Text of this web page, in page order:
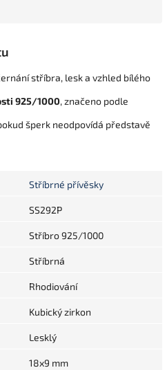
stříbra, lesk a vzhled bílého
925/1000, značeno podle
šperk neodpovídá představě
Stříbrné přívěsky
SS292P
Stříbro 925/1000
Stříbrná
Rhodiování
Kubický zirkon
Lesklý
18x9 mm